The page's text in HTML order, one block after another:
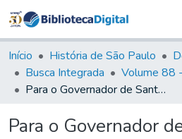
&
Tudo na
Biblioteca
Início História de São Paulo
Busca Integrada
Para o Governador de Santos.
Para o Governador